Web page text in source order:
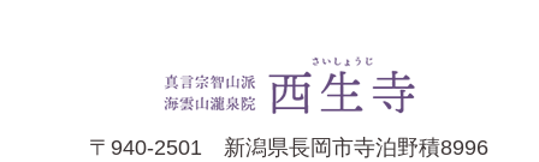
〒940-2501 新潟県長岡市寺泊野積8996